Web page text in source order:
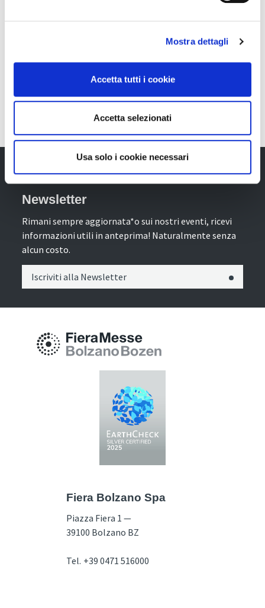
Mostra dettagli
Accetta tutti i cookie
Accetta selezionati
Usa solo i cookie necessari
Newsletter
Rimani sempre aggiornata*o sui nostri eventi, ricevi
informazioni utili in anteprima! Naturalmente senza
alcun costo.
Iscriviti alla Newsletter
Fiera Bolzano Spa
Piazza Fiera 1 —
39100 Bolzano BZ
Tel. +39 0471 516000